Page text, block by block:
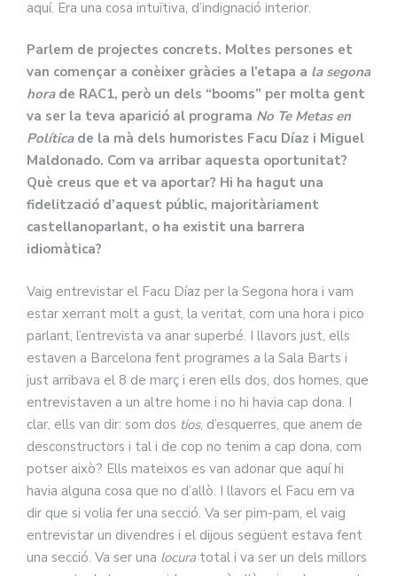
aquí. Era una cosa intuïtiva, d’indignació interior.
Parlem de projectes concrets. Moltes persones et
van començar a conèixer gràcies a l’etapa a la segona
horade RAC1, però un dels “booms” per molta gent
va ser la teva aparició al programa No Te Metas en
Políticade la mà dels humoristes Facu Díaz i Miguel
Maldonado. Com va arribar aquesta oportunitat?
Què creus que et va aportar? Hi ha hagut una
fidelització d’aquest públic, majoritàriament
castellanoparlant, o ha existit una barrera
idiomàtica?
Vaig entrevistar el Facu Díaz per la Segona hora i vam
estar xerrant molt a gust, la veritat, com una hora i pico
parlant, l’entrevista va anar superbé. I llavors just, ells
estaven a Barcelona fent programes a la Sala Barts i
just arribava el 8 de març i eren ells dos, dos homes, que
entrevistaven a un altre home i no hi havia cap dona. I
clar, ells van dir: som dos tios, d’esquerres, que anem de
desconstructors i tal i de cop no tenim a cap dona, com
potser això? Ells mateixos es van adonar que aquí hi
havia alguna cosa que no d’allò. I llavors el Facu em va
dir que si volia fer una secció. Va ser pim-pam, el vaig
entrevistar un divendres i el dijous següent estava fent
una secció. Va ser una locura total i va ser un dels millors